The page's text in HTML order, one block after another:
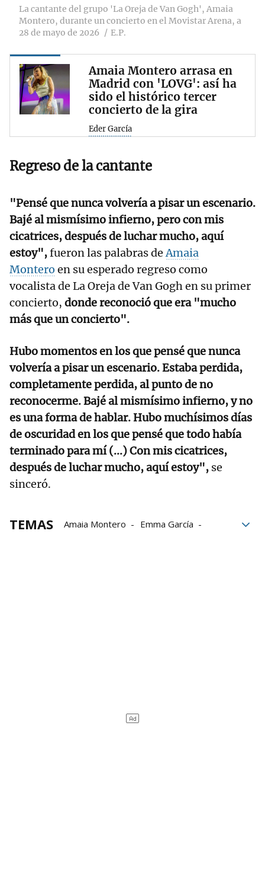
La cantante del grupo 'La Oreja de Van Gogh', Amaia
Montero, durante un concierto en el Movistar Arena, a
28 de mayo de 2026
E.P.
Amaia Montero arrasa en
Madrid con 'LOVG': así ha
sido el histórico tercer
concierto de la gira
Eder García
Regreso de la cantante
"Pensé que nunca volvería a pisar un escenario.
Bajé al mismísimo infierno, pero con mis
cicatrices, después de luchar mucho, aquí
estoy",fueron las palabras deAmaia
Montero en su esperado regreso como
vocalista de La Oreja de Van Gogh en su primer
concierto, donde reconoció que era "mucho
más que un concierto".
Hubo momentos en los que pensé que nunca
volvería a pisar un escenario. Estaba perdida,
completamente perdida, al punto de no
reconocerme. Bajé al mismísimo infierno, y no
es una forma de hablar. Hubo muchísimos días
de oscuridad en los que pensé que todo había
terminado para mí (...) Con mis cicatrices,
después de luchar mucho, aquí estoy", se
sinceró.
TEMAS Amaia Montero
Emma García